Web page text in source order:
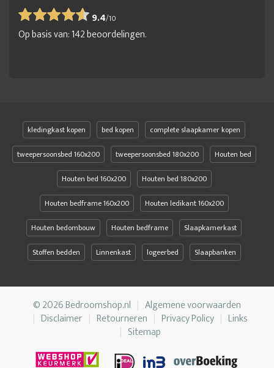
9.4/10
Op basis van:142beoordelingen.
kledingkast kopen bed kopen
complete slaapkamer kopen
tweepersoonsbed 160x200
tweepersoonsbed 180x200
Houten bed
Houten bed 160x200
Houten bed 180x200
Houten bedframe 160x200
Houten ledikant 160x200
Houten bedombouw
Houten bedframe
Slaapkamerkast
Stoffen bedden
Linnenkast logeerbed Slaapbanken
© 2026 Bedroomshop.nl
Algemene voorwaarden
Disclaimer
Retourneren Privacy Policy
Links
Sitemap